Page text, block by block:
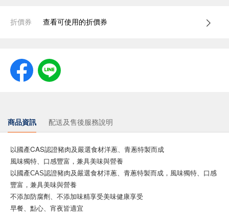
折價券 查看可使用的折價券
商品資訊 配送及售後服務說明
以國產CAS認證豬肉及嚴選食材洋蔥、青蔥特製而成
風味獨特、口感豐富，兼具美味與營養
以國產CAS認證豬肉及嚴選食材洋蔥、青蔥特製而成，風味獨特、口感
豐富，兼具美味與營養
不添加防腐劑、不添加味精享受美味健康享受
早餐、點心、宵夜皆適宜